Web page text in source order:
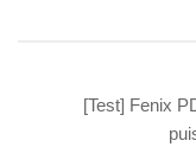
[Test] Fenix